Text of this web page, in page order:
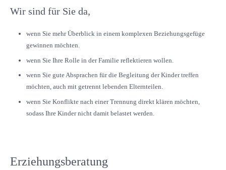
Wir sind für Sie da,
wenn Sie mehr Überblick in einem komplexen Beziehungsgefüge
gewinnen möchten.
wenn Sie Ihre Rolle in der Familie reflektieren wollen.
wenn Sie gute Absprachen für die Begleitung der Kinder treffen
möchten, auch mit getrennt lebenden Elternteilen.
wenn Sie Konflikte nach einer Trennung direkt klären möchten,
sodass Ihre Kinder nicht damit belastet werden.
Erziehungsberatung